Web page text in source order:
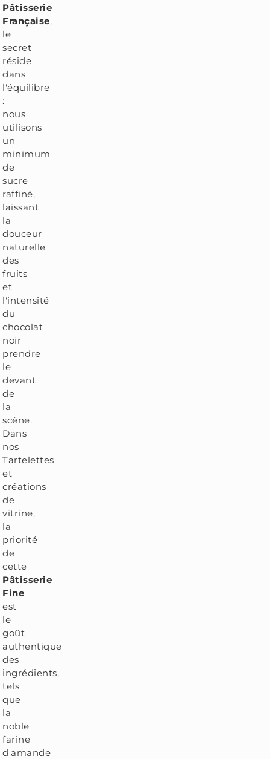
Pâtisserie
Française,
le
secret
réside
dans
l'équilibre
:
nous
utilisons
un
minimum
de
sucre
raffiné,
laissant
la
douceur
naturelle
des
fruits
et
l'intensité
du
chocolat
noir
prendre
le
devant
de
la
scène.
Dans
nos
Tartelettes
et
créations
de
vitrine,
la
priorité
de
cette
Pâtisserie
Fine
est
le
goût
authentique
des
ingrédients,
tels
que
la
noble
farine
d'amande